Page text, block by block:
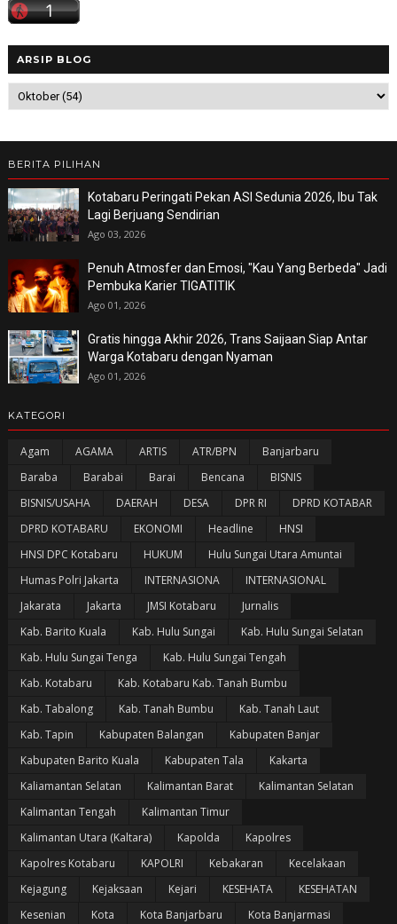
ARSIP BLOG
BERITA PILIHAN
Kotabaru Peringati Pekan ASI Sedunia 2026, Ibu Tak
Lagi Berjuang Sendirian
Ago 03, 2026
Penuh Atmosfer dan Emosi, "Kau Yang Berbeda" Jadi
Pembuka Karier TIGATITIK
Ago 01, 2026
Gratis hingga Akhir 2026, Trans Saijaan Siap Antar
Warga Kotabaru dengan Nyaman
Ago 01, 2026
KATEGORI
Agam AGAMA ARTIS ATR/BPN
Banjarbaru
Baraba
Barabai Barai Bencana
BISNIS
BISNIS/USAHA
DAERAH DESA DPR RI
DPRD KOTABAR
DPRD KOTABARU
EKONOMI Headline
HNSI
HNSI DPC Kotabaru
HUKUM
Hulu Sungai Utara Amuntai
Humas Polri Jakarta
INTERNASIONA
INTERNASIONAL
Jakarata
Jakarta JMSI Kotabaru
Jurnalis
Kab. Barito Kuala
Kab. Hulu Sungai
Kab. Hulu Sungai Selatan
Kab. Hulu Sungai Tenga
Kab. Hulu Sungai Tengah
Kab. Kotabaru
Kab. Kotabaru Kab. Tanah Bumbu
Kab. Tabalong
Kab. Tanah Bumbu
Kab. Tanah Laut
Kab. Tapin
Kabupaten Balangan
Kabupaten Banjar
Kabupaten Barito Kuala
Kabupaten Tala
Kakarta
Kaliamantan Selatan
Kalimantan Barat
Kalimantan Selatan
Kalimantan Tengah
Kalimantan Timur
Kalimantan Utara (Kaltara)
Kapolda
Kapolres
Kapolres Kotabaru
KAPOLRI Kebakaran
Kecelakaan
Kejagung
Kejaksaan Kejari KESEHATA
KESEHATAN
Kesenian
Kota Kota Banjarbaru
Kota Banjarmasi